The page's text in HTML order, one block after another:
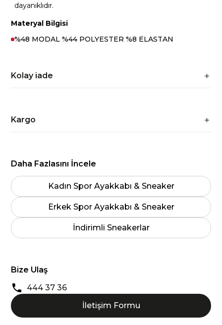
dayanıklıdır.
Materyal Bilgisi
%48 MODAL %44 POLYESTER %8 ELASTAN
Kolay iade
Kargo
Daha Fazlasını İncele
Kadın Spor Ayakkabı & Sneaker
Erkek Spor Ayakkabı & Sneaker
İndirimli Sneakerlar
Bize Ulaş
444 37 36
İletişim Formu